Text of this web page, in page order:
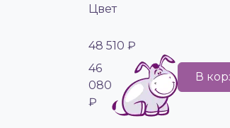
Цвет
48 510 ₽
46
080
₽
В